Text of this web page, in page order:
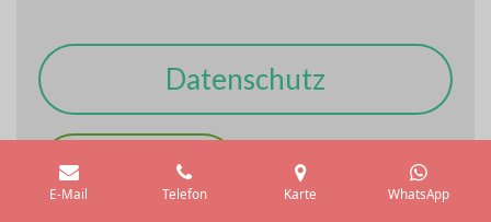
Datenschutz
Öffnungszeiten
E-Mail Telefon Karte WhatsApp